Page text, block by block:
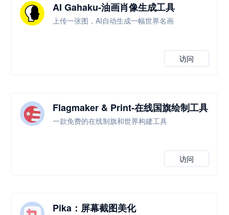
AI Gahaku-油画肖像生成工具
上传一张图，AI自动生成一幅世界名画
访问
Flagmaker & Print-在线国旗绘制工具
一款免费的在线制旗和世界构建工具
访问
Pika：屏幕截图美化